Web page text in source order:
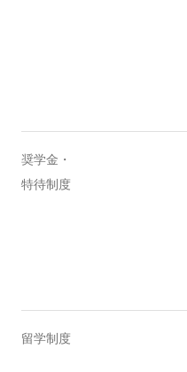
奨学金・
特待制度
留学制度